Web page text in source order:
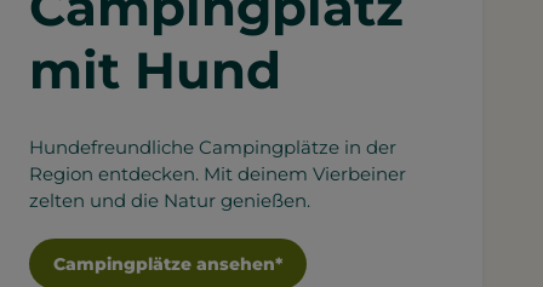
mit Hund
Hundefreundliche Campingplätze in der
Region entdecken. Mit deinem Vierbeiner
zelten und die Natur genießen.
Campingplätze ansehen*